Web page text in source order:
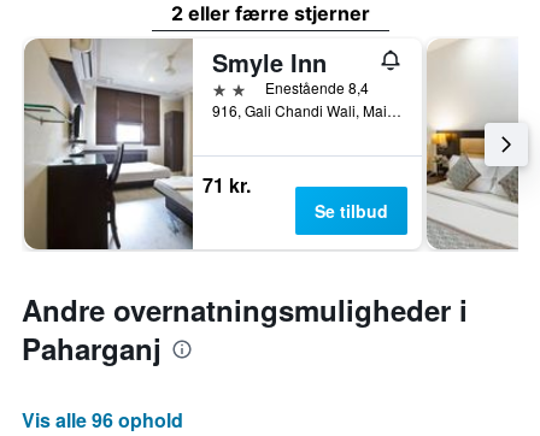
2 eller færre stjerner
Smyle Inn
2 stjernerEnestående 8,4
916, Gali Chandi Wali, Main Bazaar, Paharganj, New Delhi, Indien
71 kr.
Se tilbud
Andre overnatningsmuligheder i
Paharganj
Vis alle 96 ophold